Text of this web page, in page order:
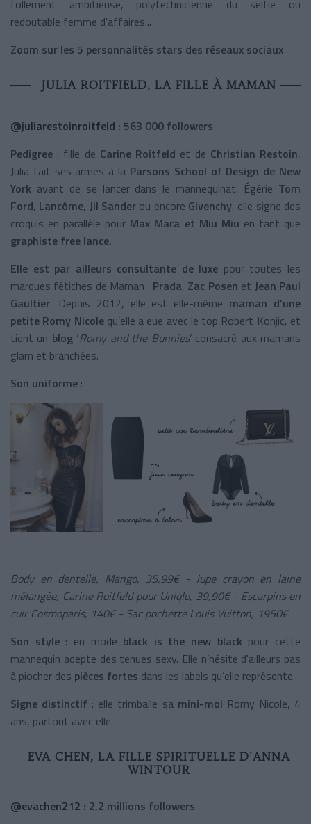
follement ambitieuse, polytechnicienne du selfie ou
redoutable femme d'affaires...
Zoom sur les 5 personnalités stars des réseaux sociaux
JULIA ROITFIELD, LA FILLE À MAMAN
@juliarestoinroitfeld : 563 000 followers
Pedigree : fille de Carine Roitfeld et de Christian Restoin,
Julia fait ses armes à la Parsons School of Design de New
York avant de se lancer dans le mannequinat. Égérie Tom
Ford, Lancôme, Jil Sander ou encore Givenchy, elle signe des
croquis en parallèle pour Max Mara et Miu Miu en tant que
graphiste free lance.
Elle est par ailleurs consultante de luxe pour toutes les
marques fétiches de Maman : Prada, Zac Posen et Jean Paul
Gaultier. Depuis 2012, elle est elle-même maman d’une
petite Romy Nicole qu’elle a eue avec le top Robert Konjic, et
tient un blog‘Romy and the Bunnies’ consacré aux mamans
glam et branchées.
Son uniforme :
Body en dentelle, Mango, 35,99€ - Jupe crayon en laine
mélangée, Carine Roitfeld pour Uniqlo, 39,90€ - Escarpins en
cuir Cosmoparis, 140€ - Sac pochette Louis Vuitton, 1950€
Son style: en mode black is the new black pour cette
mannequin adepte des tenues sexy. Elle n’hésite d'ailleurs pas
à piocher des pièces fortes dans les labels qu’elle représente.
Signe distinctif : elle trimballe sa mini-moi Romy Nicole, 4
ans, partout avec elle.
EVA CHEN, LA FILLE SPIRITUELLE D'ANNA
WINTOUR
@evachen212 : 2,2 millions followers